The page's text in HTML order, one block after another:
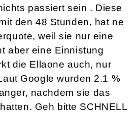
passiert sein . Diese
den 48 Stunden, hat ne
weil sie nur eine
aber eine Einnistung
die Ellaone auch, nur
Google wurden 2.1 %
nachdem sie das
Geh bitte SCHNELL